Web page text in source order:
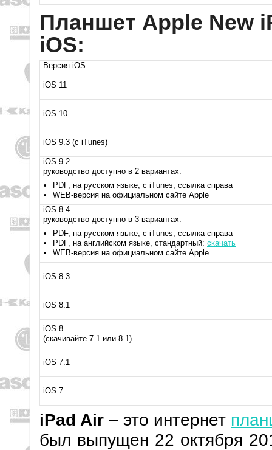
Планшет Apple New
iOS:
Версия iOS:
iOS 11
iOS 10
iOS 9.3 (с iTunes)
iOS 9.2
руководство доступно в 2 вариантах:
PDF, на русском языке, с iTunes; ссылка справа
WEB-версия на официальном сайте Apple
iOS 8.4
руководство доступно в 3 вариантах:
PDF, на русском языке, с iTunes; ссылка справа
PDF, на английском языке, стандартный: скачать
WEB-версия на официальном сайте Apple
iOS 8.3
iOS 8.1
iOS 8
(скачивайте 7.1 или 8.1)
iOS 7.1
iOS 7
iPad Air – это интернет
был выпущен 22 октября